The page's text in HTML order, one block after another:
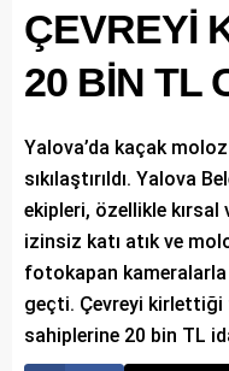
ÇEVREYİ
20 BİN TL
Yalova’da kaçak
sıkılaştırıldı. Yalova
ekipleri, özellikle
izinsiz katı atık ve
fotokapan kameralarla
geçti. Çevreyi kirlettiği
sahiplerine 20 bin TL